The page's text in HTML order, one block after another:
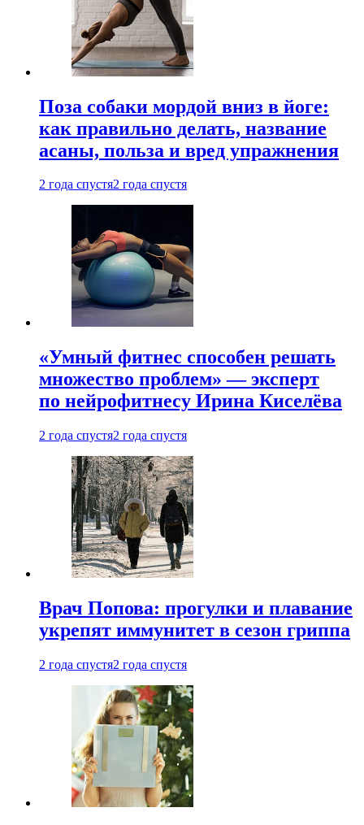
Поза собаки мордой вниз в йоге:
как правильно делать, название
асаны, польза и вред упражнения
2 года спустя2 года спустя
«Умный фитнес способен решать
множество проблем» — эксперт
по нейрофитнесу Ирина Киселёва
2 года спустя2 года спустя
Врач Попова: прогулки и плавание
укрепят иммунитет в сезон гриппа
2 года спустя2 года спустя